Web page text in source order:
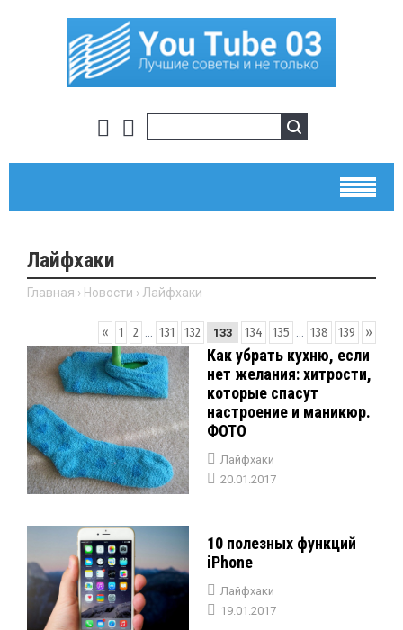
Лайфхаки
Главная › Новости › Лайфхаки
« 1 2 131 132 133 134 135 138 139 »
Как убрать кухню, если
нет желания: хитрости,
которые спасут
настроение и маникюр.
ФОТО
Лайфхаки
20.01.2017
10 полезных функций
iPhone
Лайфхаки
19.01.2017